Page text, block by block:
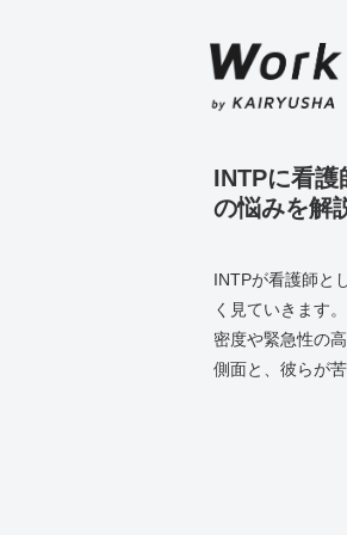
INTPに看
の悩みを解
INTPが看護師と
く見ていきます
密度や緊急性の
側面と、彼らが